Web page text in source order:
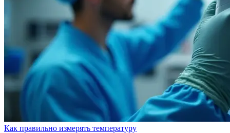
Как правильно измерять температуру